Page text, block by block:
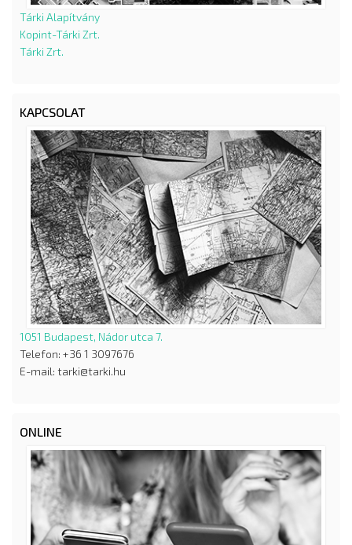
Tárki Alapítvány
Kopint-Tárki Zrt.
Tárki Zrt.
KAPCSOLAT
1051 Budapest, Nádor utca 7.
Telefon: +36 1 3097676
E-mail: tarki@tarki.hu
ONLINE